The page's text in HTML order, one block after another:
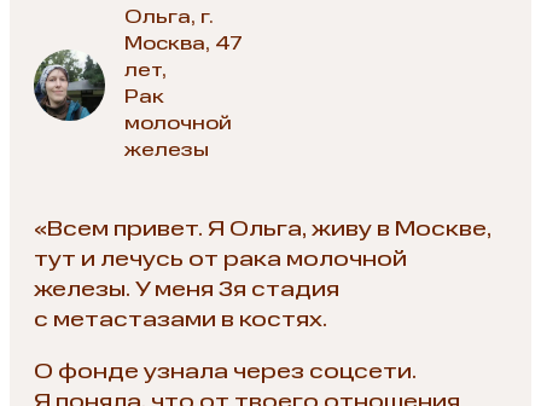
Ольга, г.
Москва, 47
лет,
Рак
молочной
железы
«Всем привет. Я Ольга, живу в Москве,
тут и лечусь от рака молочной
железы. У меня 3я стадия
с метастазами в костях.
О фонде узнала через соцсети.